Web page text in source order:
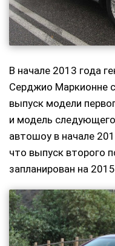
В начале 2013 года
Серджио Маркионне
выпуск модели
и модель
автошоу в начале
что выпуск второго
запланирован на